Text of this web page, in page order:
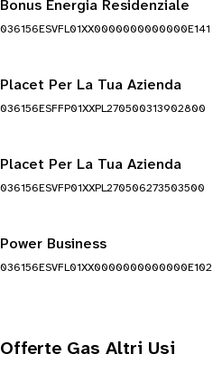
Bonus Energia Residenziale
036156ESVFL01XX0000000000000E141
Placet Per La Tua Azienda
036156ESFFP01XXPL270500313902800
Placet Per La Tua Azienda
036156ESVFP01XXPL270506273503500
Power Business
036156ESVFL01XX0000000000000E102
Offerte Gas Altri Usi